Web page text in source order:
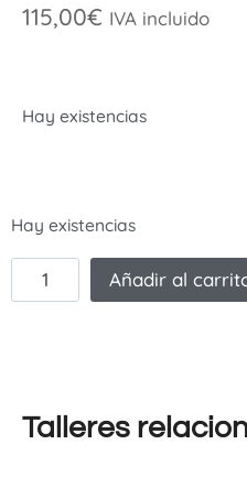
115,00€ IVA incluido
Hay existencias
Hay existencias
Añadir al
Talleres